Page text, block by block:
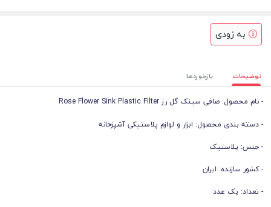
به زودی
توضیحات بازخوردها
- نام محصول: صافی سینک گل رز Rose Flower Sink Plastic Filter
- دسته بندی محصول: ابزار و لوازم پلاستیکی آشپزخانه
- جنس: پلاستیک
- کشور سازنده: ایران
- تعداد: یک عدد